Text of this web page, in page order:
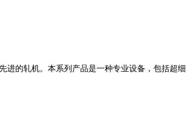
进的轧机。本系列产品是一种专业设备，包括超细